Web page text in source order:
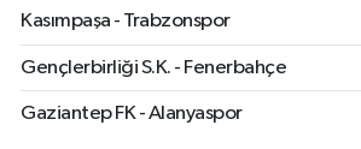
Kasımpaşa - Trabzonspor
Gençlerbirliği S.K. - Fenerbahçe
Gaziantep FK - Alanyaspor